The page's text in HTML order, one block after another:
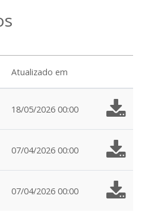
Atualizado em
18/05/2026 00:00
07/04/2026 00:00
07/04/2026 00:00